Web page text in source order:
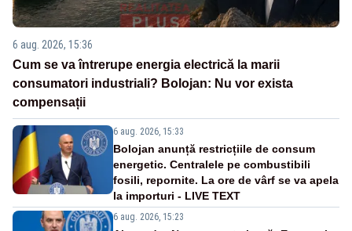
6 aug. 2026, 15:36
Cum se va întrerupe energia electrică la marii
consumatori industriali? Bolojan: Nu vor exista
compensații
6 aug. 2026, 15:33
Bolojan anunță restricțiile de consum
energetic. Centralele pe combustibili
fosili, repornite. La ore de vârf se va apela
la importuri - LIVE TEXT
6 aug. 2026, 15:23